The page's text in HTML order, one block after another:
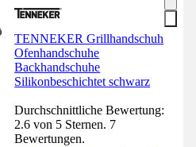
TENNEKER Grillhandschuh
Ofenhandschuhe
Backhandschuhe
Silikonbeschichtet schwarz
Durchschnittliche Bewertung:
2.6 von 5 Sternen. 7
Bewertungen.